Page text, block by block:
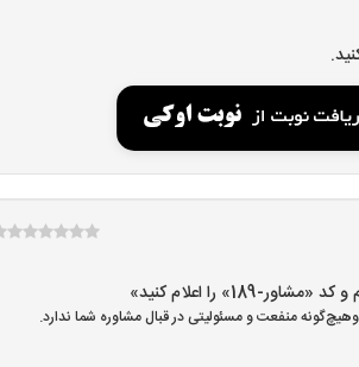
را اعلام کنید»
منفعت و مسئولیتی در قبال مشاوره شما ندارد.